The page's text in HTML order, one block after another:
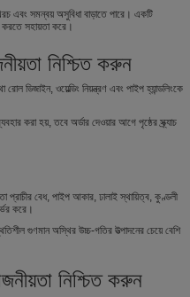
এবং সমন্বয় অসুবিধা বাড়াতে পারে। একটি
করতে সহায়তা করে।
নিশ্চিত করুন
ডিজাইন, ওয়েল্ডিং নিয়ন্ত্রণ এবং পাইপ হ্যান্ডলিংকে
করা হয়, তবে অর্ডার দেওয়ার আগে পৃষ্ঠের স্ক্র্যাচ
বেধ, পাইপ আকার, ঢালাই স্থায়িত্ব, কুণ্ডলী
করে।
গুণমান অস্থির উচ্চ-গতির উত্পাদনের চেয়ে বেশি
নিশ্চিত করুন